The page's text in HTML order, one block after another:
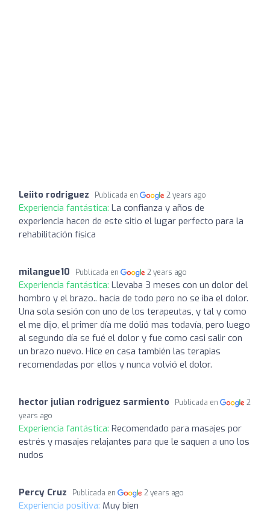
Leiito rodriguez Publicada en 2 years ago
Experiencia fantástica: La confianza y años de
experiencia hacen de este sitio el lugar perfecto para la
rehabilitación física
milangue10 Publicada en 2 years ago
Experiencia fantástica: Llevaba 3 meses con un dolor del
hombro y el brazo.. hacía de todo pero no se iba el dolor.
Una sola sesión con uno de los terapeutas, y tal y como
el me dijo, el primer día me dolió mas todavía, pero luego
al segundo día se fué el dolor y fue como casi salir con
un brazo nuevo. Hice en casa también las terapias
recomendadas por ellos y nunca volvió el dolor.
hector julian rodriguez sarmiento Publicada en
2
years ago
Experiencia fantástica: Recomendado para masajes por
estrés y masajes relajantes para que le saquen a uno los
nudos
Percy Cruz Publicada en 2 years ago
Experiencia positiva: Muy bien